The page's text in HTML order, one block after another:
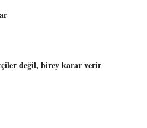
değil, birey karar verir